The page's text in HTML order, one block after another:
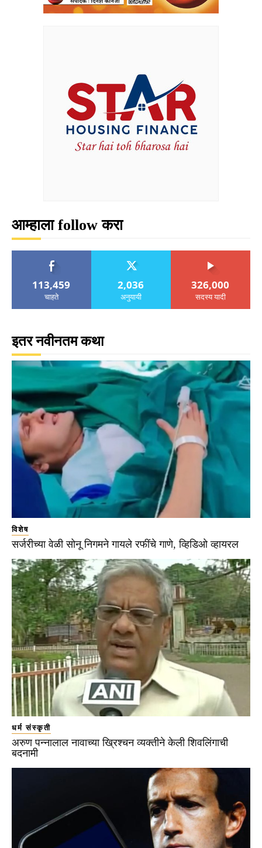
आम्हाला follow करा
113,459
चाहते
2,036
अनुयायी
326,000
सदस्य यादी
इतर नवीनतम कथा
विशेष
सर्जरीच्या वेळी सोनू निगमने गायले रफींचे गाणे, व्हिडिओ व्हायरल
धर्म संस्कृती
अरुण पन्नालाल नावाच्या ख्रिश्चन व्यक्तीने केली शिवलिंगाची
बदनामी